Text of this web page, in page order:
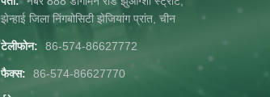
झेन्हाई जिला निंगबोसिटी झेजियांग प्रांत, चीन
टेलीफोन: 86-574-86627772
फैक्स: 86-574-86627770